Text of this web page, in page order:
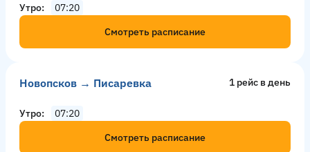
Утро
07:20
Смотреть расписание
Новопсков → Писаревка 1 рейс в день
Утро
07:20
Смотреть расписание